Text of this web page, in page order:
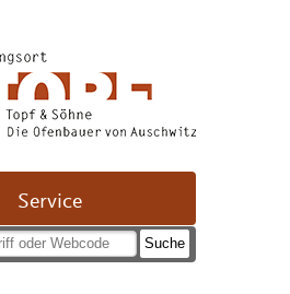
Service